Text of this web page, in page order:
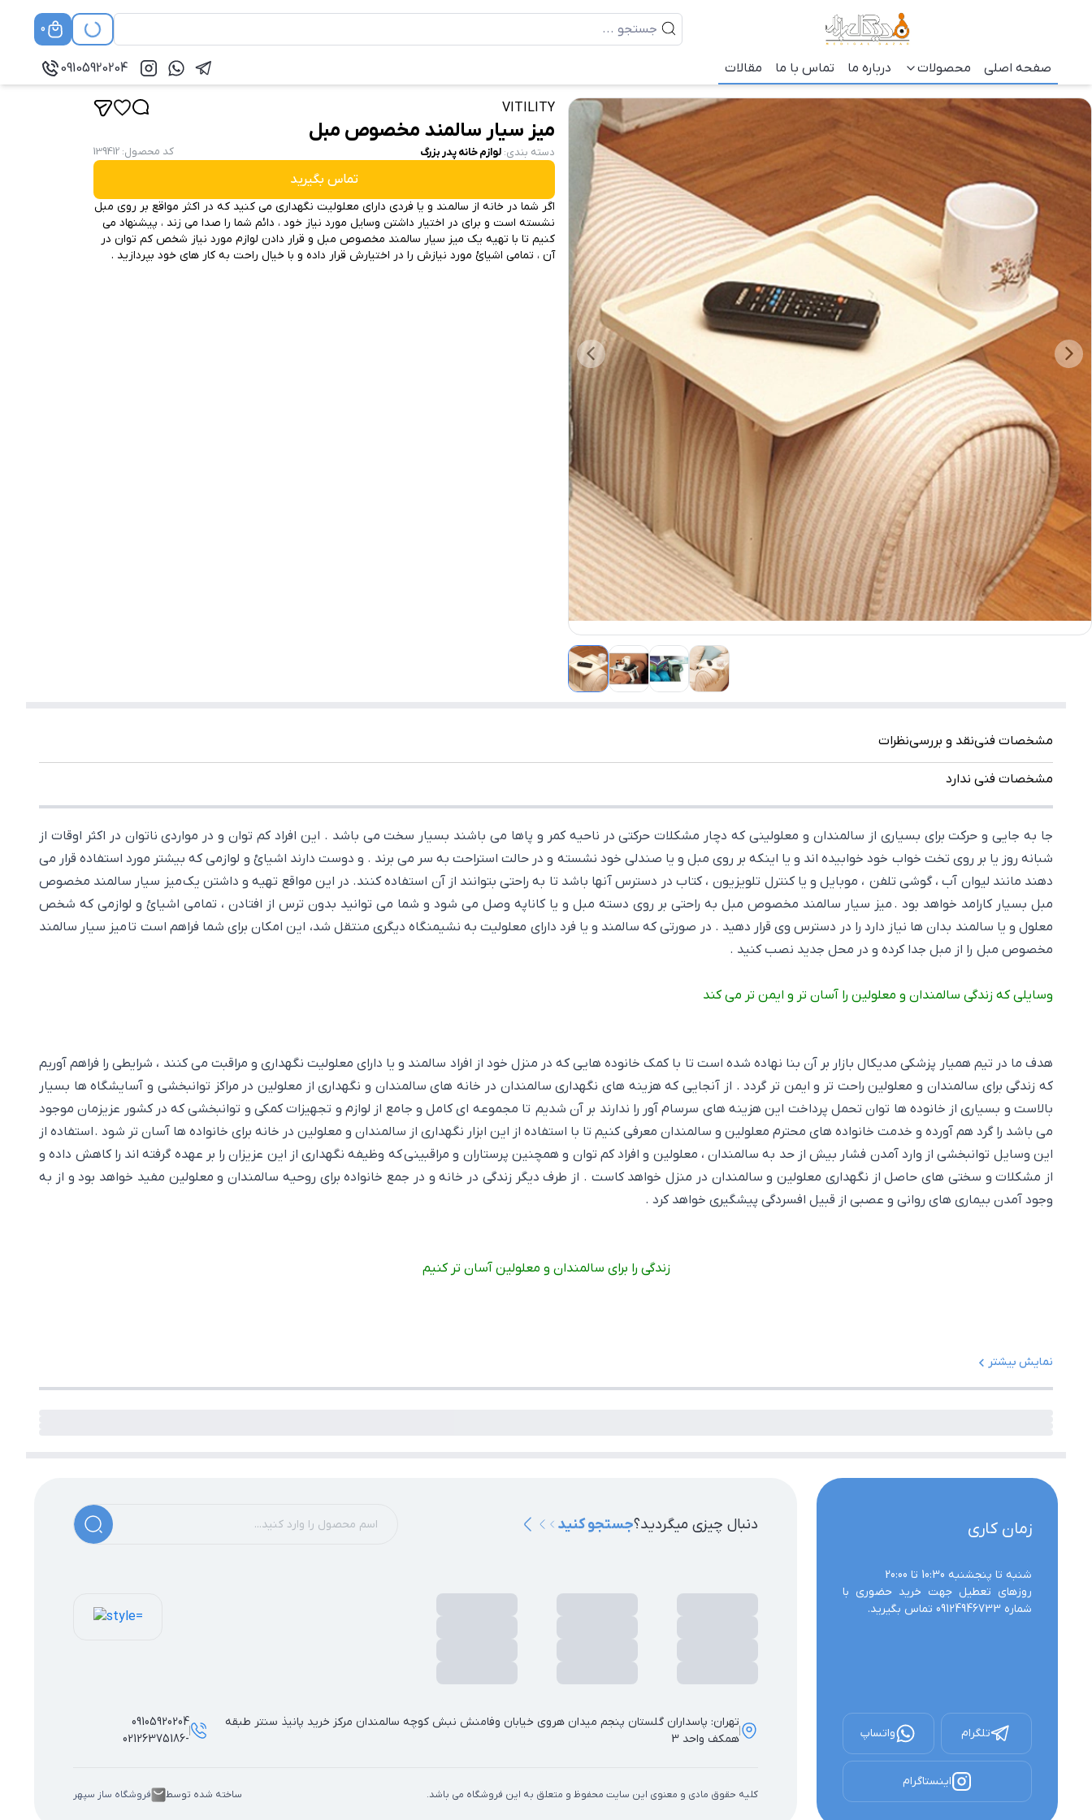
0
صفحه اصلی محصولات درباره ما تماس با ما مقالات 09105920204
VITILITY
میز سیار سالمند مخصوص مبل
دسته بندی: لوازم خانه پدر بزرگ کد محصول:
139412
تماس بگیرید
اگر شما در خانه از سالمند و یا فردی دارای معلولیت نگهداری می کنید که در اکثر مواقع بر روی مبل
نشسته است و برای در اختیار داشتن وسایل مورد نیاز خود ، دائم شما را صدا می زند ، پیشنهاد می
کنیم تا با تهیه یک میز سیار سالمند مخصوص مبل و قرار دادن لوازم مورد نیاز شخص کم توان در
آن ، تمامی اشیائ مورد نیازش را در اختیارش قرار داده و با خیال راحت به کار های خود بپردازید .
مشخصات فنینقد و بررسینظرات
مشخصات فنی ندارد
جا به جایی و حرکت برای بسیاری از سالمندان و معلولینی که دچار مشکلات حرکتی در ناحیه کمر و پاها می باشند بسیار سخت می باشد . این افراد کم توان و در مواردی ناتوان در اکثر اوقات از
شبانه روز یا بر روی تخت خواب خود خوابیده اند و یا اینکه بر روی مبل و یا صندلی خود نشسته و در حالت استراحت به سر می برند . و دوست دارند اشیائ و لوازمی که بیشتر مورد استفاده قرار می
دهند مانند لیوان آب ، گوشی تلفن ، موبایل و یا کنترل تلویزیون ، کتاب در دسترس آنها باشد تا به راحتی بتوانند از آن استفاده کنند. در این مواقع تهیه و داشتن یک میز سیار سالمند مخصوص
مبل بسیار کارامد خواهد بود . میز سیار سالمند مخصوص مبل به راحتی بر روی دسته مبل و یا کاناپه وصل می شود و شما می توانید بدون ترس از افتادن ، تمامی اشیائ و لوازمی که شخص
معلول و یا سالمند بدان ها نیاز دارد را در دسترس وی قرار دهید . در صورتی که سالمند و یا فرد دارای معلولیت به نشیمنگاه دیگری منتقل شد، این امکان برای شما فراهم است تا میز سیار سالمند
مخصوص مبل را از مبل جدا کرده و در محل جدید نصب کنید .
وسایلی که زندگی سالمندان و معلولین را آسان تر و ایمن تر می کند
هدف ما در تیم همیار پزشکی مدیکال بازار بر آن بنا نهاده شده است تا با کمک خانوده هایی که در منزل خود از افراد سالمند و یا دارای معلولیت نگهداری و مراقبت می کنند ، شرایطی را فراهم آوریم
که زندگی برای سالمندان و معلولین راحت تر و ایمن تر گردد . از آنجایی که هزینه های نگهداری سالمندان در خانه های سالمندان و نگهداری از معلولین در مراکز توانبخشی و آسایشگاه ها بسیار
بالاست و بسیاری از خانوده ها توان تحمل پرداخت این هزینه های سرسام آور را ندارند بر آن شدیم تا مجموعه ای کامل و جامع از لوازم و تجهیزات کمکی و توانبخشی که در کشور عزیزمان موجود
می باشد را گرد هم آورده و خدمت خانواده های محترم معلولین و سالمندان معرفی کنیم تا با استفاده از این ابزار نگهداری از سالمندان و معلولین در خانه برای خانواده ها آسان تر شود . استفاده از
این وسایل توانبخشی از وارد آمدن فشار بیش از حد به سالمندان ، معلولین و افراد کم توان و همچنین پرستاران و مراقبینی که وظیفه نگهداری از این عزیزان را بر عهده گرفته اند را کاهش داده و
از مشکلات و سختی های حاصل از نگهداری معلولین و سالمندان در منزل خواهد کاست . از طرف دیگر زندگی در خانه و در جمع خانواده برای روحیه سالمندان و معلولین مفید خواهد بود و از به
وجود آمدن بیماری های روانی و عصبی از قبیل افسردگی پیشگیری خواهد کرد .
زندگی را برای سالمندان و معلولین آسان تر کنیم
نمایش بیشتر
زمان کاری
شماره 09124946733 تماس بگیرید.
تلگرام واتساپ
اینستاگرام
دنبال چیزی میگردید؟جستجو کنید
تهران: پاسداران گلستان پنجم میدان هروی خیابان وفامنش نبش کوچه سالمندان مرکز خرید پانیذ سنتر طبقه
همکف واحد 3
09105920204
-02126375186
کلیه حقوق مادی و معنوی این سایت محفوظ و متعلق به این فروشگاه می باشد. ساخته شده توسط فروشگاه ساز سپهر